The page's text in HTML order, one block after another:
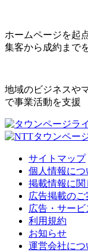
ホームページを起
集客から成約まで
地域のビジネスや
で事業活動を支援
サイトマップ
個人情報につ
掲載情報に関
広告掲載のご
広告・サー
利用規約
お知らせ
運営会社につ